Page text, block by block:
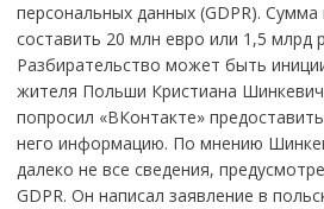
персональных данных (GDPR).
составить 20 млн евро или 1,5 млрд
Разбирательство может быть
жителя Польши Кристиана
попросил «ВКонтакте»
него информацию. По мнению
далеко не все сведения,
GDPR. Он написал заявление в